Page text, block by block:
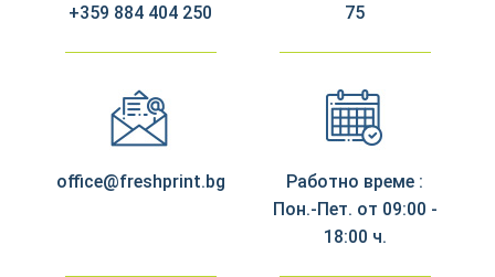
+359 884 404 250
75
office@freshprint.bg
Работно време :
Пон.-Пет. от 09:00 -
18:00 ч.